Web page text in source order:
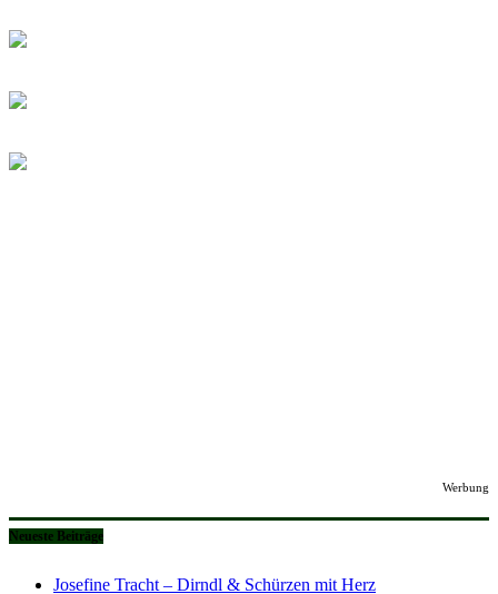
Werbung
Neueste Beiträge
Josefine Tracht – Dirndl & Schürzen mit Herz